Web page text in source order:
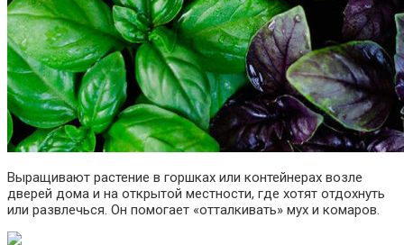
Выращивают растение в горшках или контейнерах возле
дверей дома и на открытой местности, где хотят отдохнуть
или развлечься. Он помогает «отталкивать» мух и комаров.